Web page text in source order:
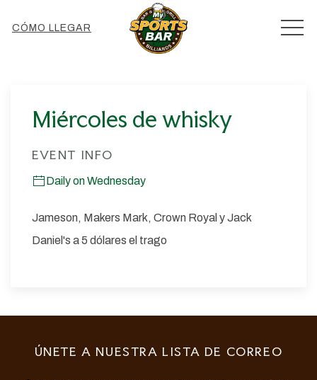
CÓMO LLEGAR
Miércoles de whisky
EVENT INFO
Daily on Wednesday
Jameson, Makers Mark, Crown Royal y Jack
Daniel's a 5 dólares el trago
ÚNETE A NUESTRA LISTA DE CORREO